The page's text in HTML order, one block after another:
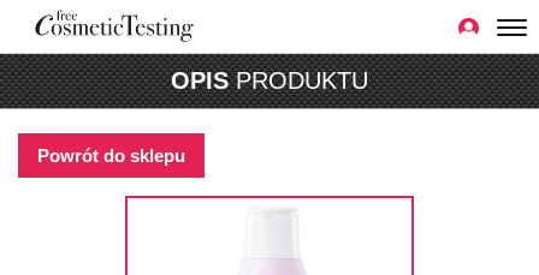
OPISPRODUKTU
Powrót do sklepu